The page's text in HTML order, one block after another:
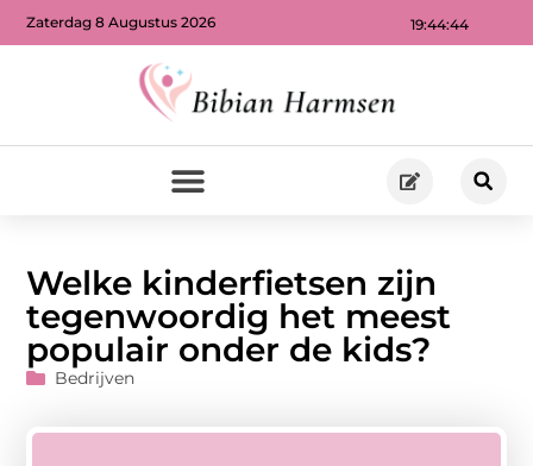
19:44:46
Zaterdag 8 Augustus 2026
Welke kinderfietsen zijn
tegenwoordig het meest
populair onder de kids?
Bedrijven